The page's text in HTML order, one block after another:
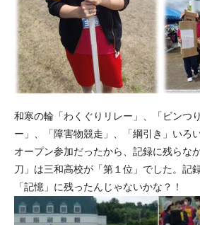
和寒の輪「わくぐりリレー」、「ビンつ
ー」、「障害物競走」、「綱引き」いろ
オープン参加だったから、記録に残らな
刀」は三和高校が「第１位」でした。記
「記憶」に残ったんじゃないかな？！